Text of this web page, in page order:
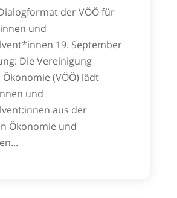
der VÖÖ für
und
19. September
Die Vereinigung
(VÖÖ) lädt
und
aus der
Ökonomie und